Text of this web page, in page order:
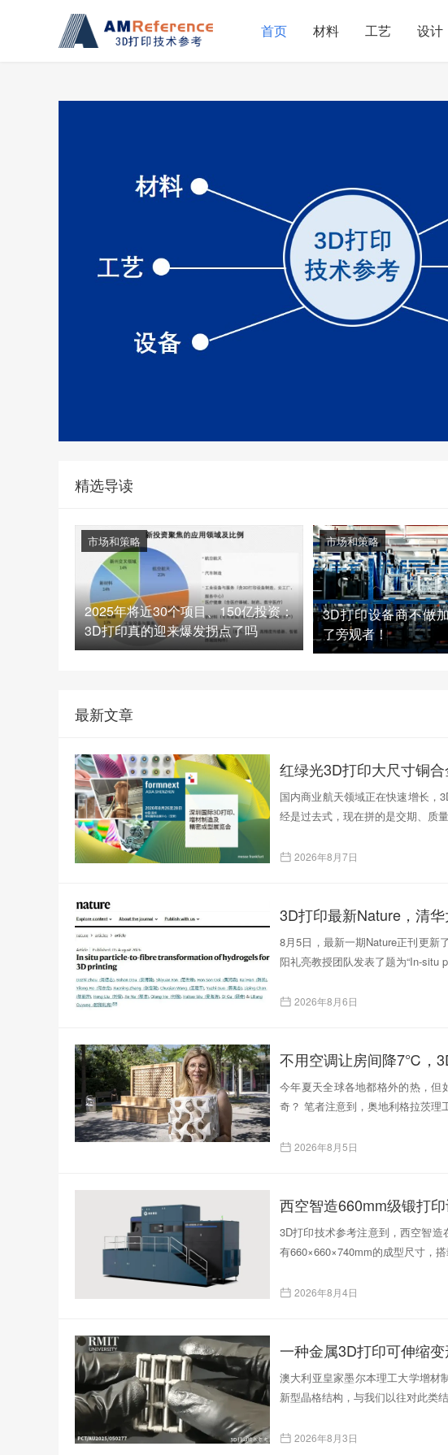
首页 材料 工艺 设计
精选导读
2025年将近30个项目、150亿投资：
3D打印真的迎来爆发拐点了吗
市场和策略
3D打印设备商不做
了旁观者！
市场和策略
最新文章
红绿光3D打印大尺寸铜
国内商业航天领域正在快速增长，
经是过去式，现在拼的是交期、质
2026年8月7日
3D打印最新Nature，清华
8月5日，最新一期Nature正刊更
阳礼亮教授团队发表了题为“In‑situ
2026年8月6日
不用空调让房间降7℃，
今年夏天全球各地都格外的热，
奇？ 笔者注意到，奥地利格拉茨
2026年8月5日
西空智造660mm级锻打
3D打印技术参考注意到，西空智
有660×660×740mm的成型尺寸，
2026年8月4日
一种金属3D打印可伸缩
澳大利亚皇家墨尔本理工大学增材
新型晶格结构，与我们以往对此类
2026年8月3日